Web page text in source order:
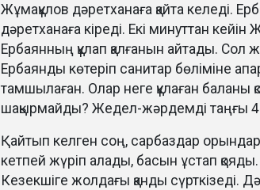
Жұмақұлов дәретханаға қайта келеді.
дәретханаға кіреді. Екі минуттан
Ербаянның құлап қалғанын айтады.
Ербаянды көтеріп санитар бөліміне
тамшылаған. Олар неге құлаған баланы
шақырмайды? Жедел-жәрдемді таңғы 4-
Қайтып келген соң, сарбаздар
кетпей жүріп алады, басын ұстап
Кезекшіге жолдағы қанды сүрткізеді.